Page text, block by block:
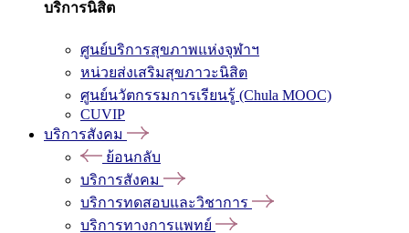
บริการนิสิต
ศูนย์บริการสุขภาพแห่งจุฬาฯ
หน่วยส่งเสริมสุขภาวะนิสิต
ศูนย์นวัตกรรมการเรียนรู้ (Chula MOOC)
CUVIP
บริการสังคม
ย้อนกลับ
บริการสังคม
บริการทดสอบและวิชาการ
บริการทางการแพทย์